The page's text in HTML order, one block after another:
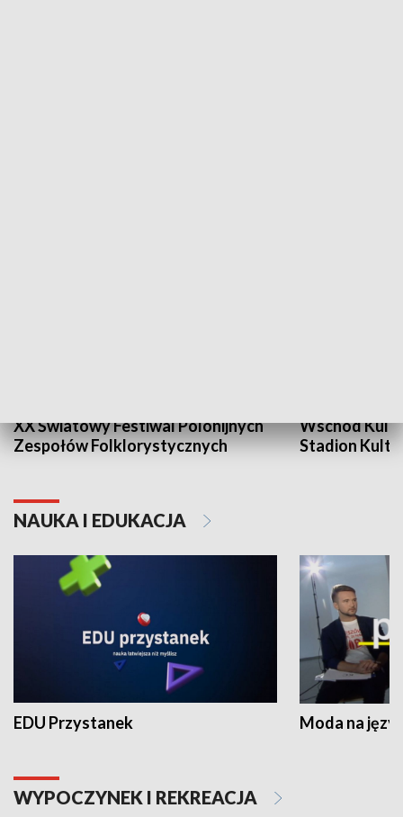
XX Światowy Festiwal Polonijnych
Zespołów Folklorystycznych
Wschód
Stadion
NAUKA I EDUKACJA
EDU Przystanek Moda na
WYPOCZYNEK I REKREACJA